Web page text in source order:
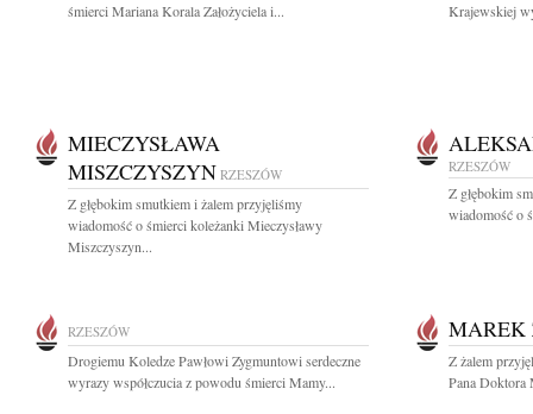
śmierci Mariana Korala Założyciela i...
Krajewskiej
MIECZYSŁAWA
MISZCZYSZYN RZESZÓW
Z głębokim smutkiem i żalem przyjęliśmy
wiadomość o śmierci koleżanki Mieczysławy
Miszczyszyn...
RZESZÓW
Z głębokim
wiadomość o
RZESZÓW
Drogiemu Koledze Pawłowi Zygmuntowi serdeczne
wyrazy współczucia z powodu śmierci Mamy...
MAREK
Z żalem
Pana Doktora